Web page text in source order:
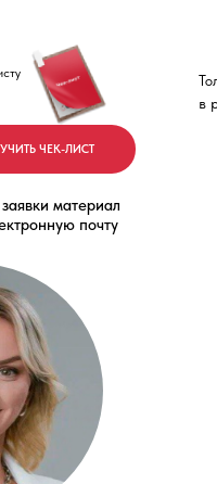
ЧЕК-ЛИСТ
материал
почту
в